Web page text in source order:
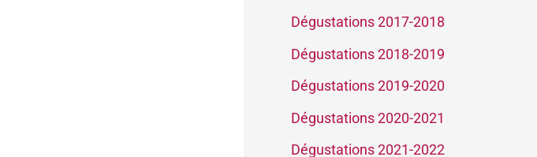
Dégustations 2017-2018
Dégustations 2018-2019
Dégustations 2019-2020
Dégustations 2020-2021
Dégustations 2021-2022